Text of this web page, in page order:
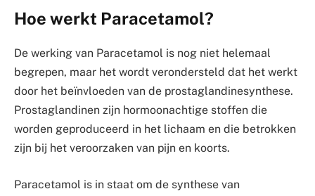
Hoe werkt Paracetamol?
De werking van Paracetamol is nog niet helemaal
begrepen, maar het wordt verondersteld dat het werkt
door het beïnvloeden van de prostaglandinesynthese.
Prostaglandinen zijn hormoonachtige stoffen die
worden geproduceerd in het lichaam en die betrokken
zijn bij het veroorzaken van pijn en koorts.
Paracetamol is in staat om de synthese van